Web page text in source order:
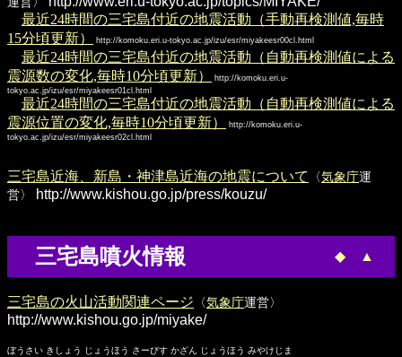
最近24時間の三宅島付近の地震活動（手動再検測値,毎時
15分頃更新）
http://komoku.eri.u-tokyo.ac.jp/izu/esr/miyakeesr00cl.html
最近24時間の三宅島付近の地震活動（自動再検測値による
震源数の変化,毎時10分頃更新）
http://komoku.eri.u-
tokyo.ac.jp/izu/esr/miyakeesr01cl.html
最近24時間の三宅島付近の地震活動（自動再検測値による
震源位置の変化,毎時10分頃更新）
http://komoku.eri.u-
tokyo.ac.jp/izu/esr/miyakeesr02cl.html
三宅島近海、新島・神津島近海の地震について 〈気象庁運
営〉
http://www.kishou.go.jp/press/kouzu/
三宅島噴火情報 ◆ ▲
三宅島の火山活動関連ページ 〈気象庁運営〉
http://www.kishou.go.jp/miyake/
ぼうさい きしょう じょうほう さーびす かざん じょうほう みやけじま